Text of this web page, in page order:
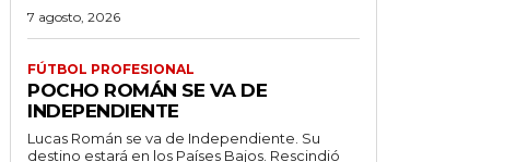
7 agosto, 2026
FÚTBOL PROFESIONAL
POCHO ROMÁN SE VA DE
INDEPENDIENTE
Lucas Román se va de Independiente. Su
destino estará en los Países Bajos. Rescindió